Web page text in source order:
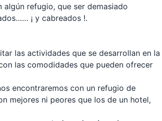
refugio, que ser demasiado
¡ y cabreados !.
las actividades que se desarrollan en la
las comodidades que pueden ofrecer
encontraremos con un refugio de
mejores ni peores que los de un hotel,